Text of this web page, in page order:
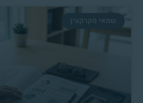
שמאי מקרקעין